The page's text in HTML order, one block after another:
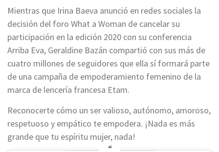
Mientras que Irina Baeva anunció en redes sociales la
decisión del foro What a Woman de cancelar su
participación en la edición 2020 con su conferencia
Arriba Eva, Geraldine Bazán compartió con sus más de
cuatro millones de seguidores que ella sí formará parte
de una campaña de empoderamiento femenino de la
marca de lencería francesa Etam.
Reconocerte cómo un ser valioso, autónomo, amoroso,
respetuoso y empático te empodera. ¡Nada es más
grande que tu espíritu mujer, nada!